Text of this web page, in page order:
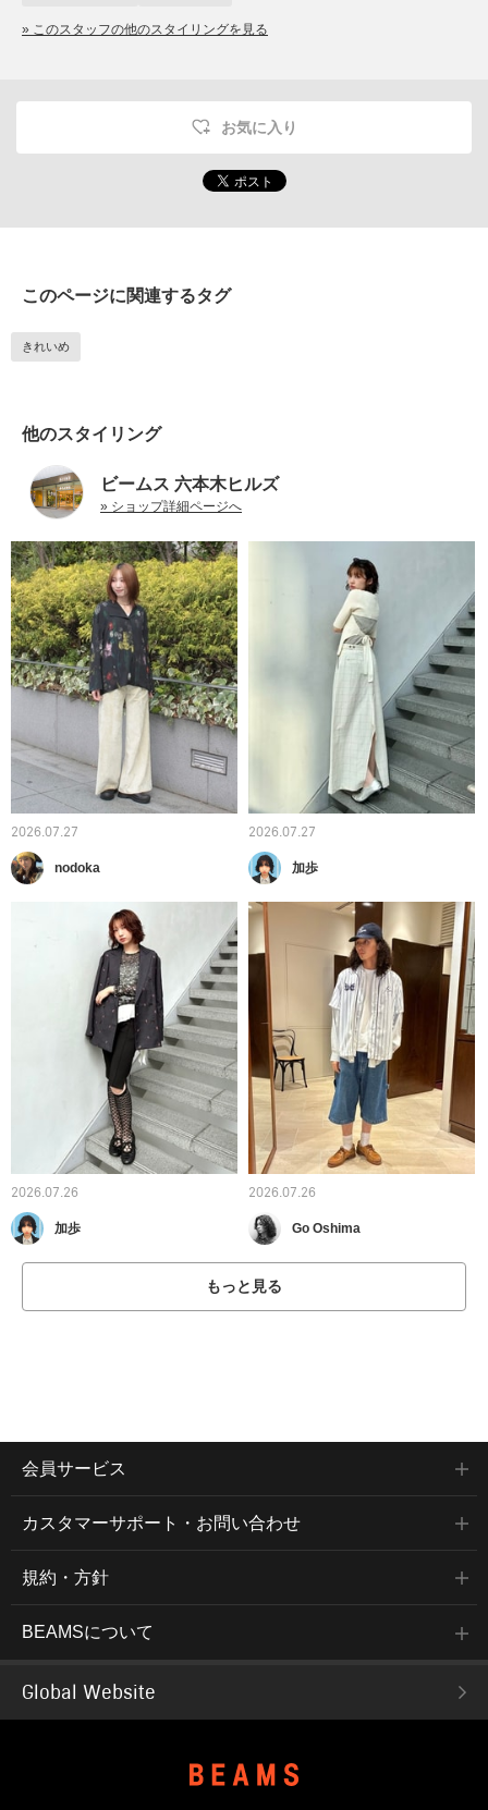
» このスタッフの他のスタイリングを見る
お気に入り
このページに関連するタグ
きれいめ
他のスタイリング
ビームス 六本木ヒルズ
» ショップ詳細ページへ
2026.07.27
nodoka
2026.07.27
加歩
2026.07.26
加歩
2026.07.26
Go Oshima
もっと見る
会員サービス
カスタマーサポート・お問い合わせ
規約・方針
BEAMSについて
Global Website